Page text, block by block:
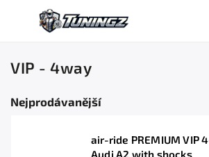
VIP - 4way
Nejprodávanější
air-ride PREMIUM VIP
Audi A2 with shocks